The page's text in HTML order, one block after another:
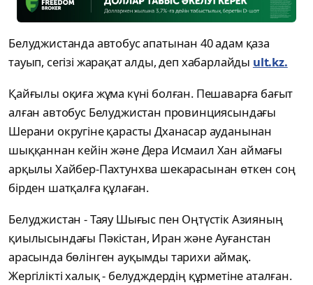
Белуджистанда автобус апатынан 40 адам қаза
тауып, сегізі жарақат алды, деп хабарлайды ult.kz.
Қайғылы оқиға жұма күні болған. Пешаварға бағыт
алған автобус Белуджистан провинциясындағы
Шерани округіне қарасты Дханасар ауданынан
шыққаннан кейін және Дера Исмаил Хан аймағы
арқылы Хайбер-Пахтунхва шекарасынан өткен соң
бірден шатқалға құлаған.
Белуджистан - Таяу Шығыс пен Оңтүстік Азияның
қиылысындағы Пәкістан, Иран және Ауғанстан
арасында бөлінген ауқымды тарихи аймақ.
Жергілікті халық - белудждердің құрметіне аталған.